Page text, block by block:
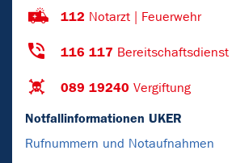
112 Notarzt | Feuerwehr
116 117 Bereitschaftsdienst
089 19240 Vergiftung
Notfallinformationen UKER
Rufnummern und Notaufnahmen